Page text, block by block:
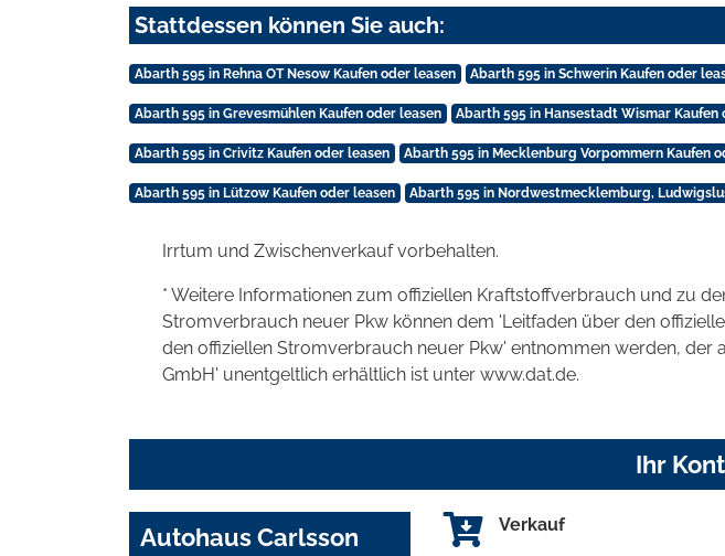
Stattdessen können Sie auch:
Abarth 595 in Rehna OT Nesow Kaufen oder leasen Abarth 595 in Schwerin Kaufen oder
Abarth 595 in Grevesmühlen Kaufen oder leasen Abarth 595 in Hansestadt Wismar Kaufen
Abarth 595 in Crivitz Kaufen oder leasen Abarth 595 in Mecklenburg Vorpommern Kaufen
Abarth 595 in Lützow Kaufen oder leasen Abarth 595 in Nordwestmecklemburg,
Irrtum und Zwischenverkauf vorbehalten.
* Weitere Informationen zum offiziellen Kraftstoffverbrauch und zu
Stromverbrauch neuer Pkw können dem 'Leitfaden über den
den offiziellen Stromverbrauch neuer Pkw' entnommen werden,
GmbH' unentgeltlich erhältlich ist unter www.dat.de.
Ihr
Autohaus Carlsson Verkauf